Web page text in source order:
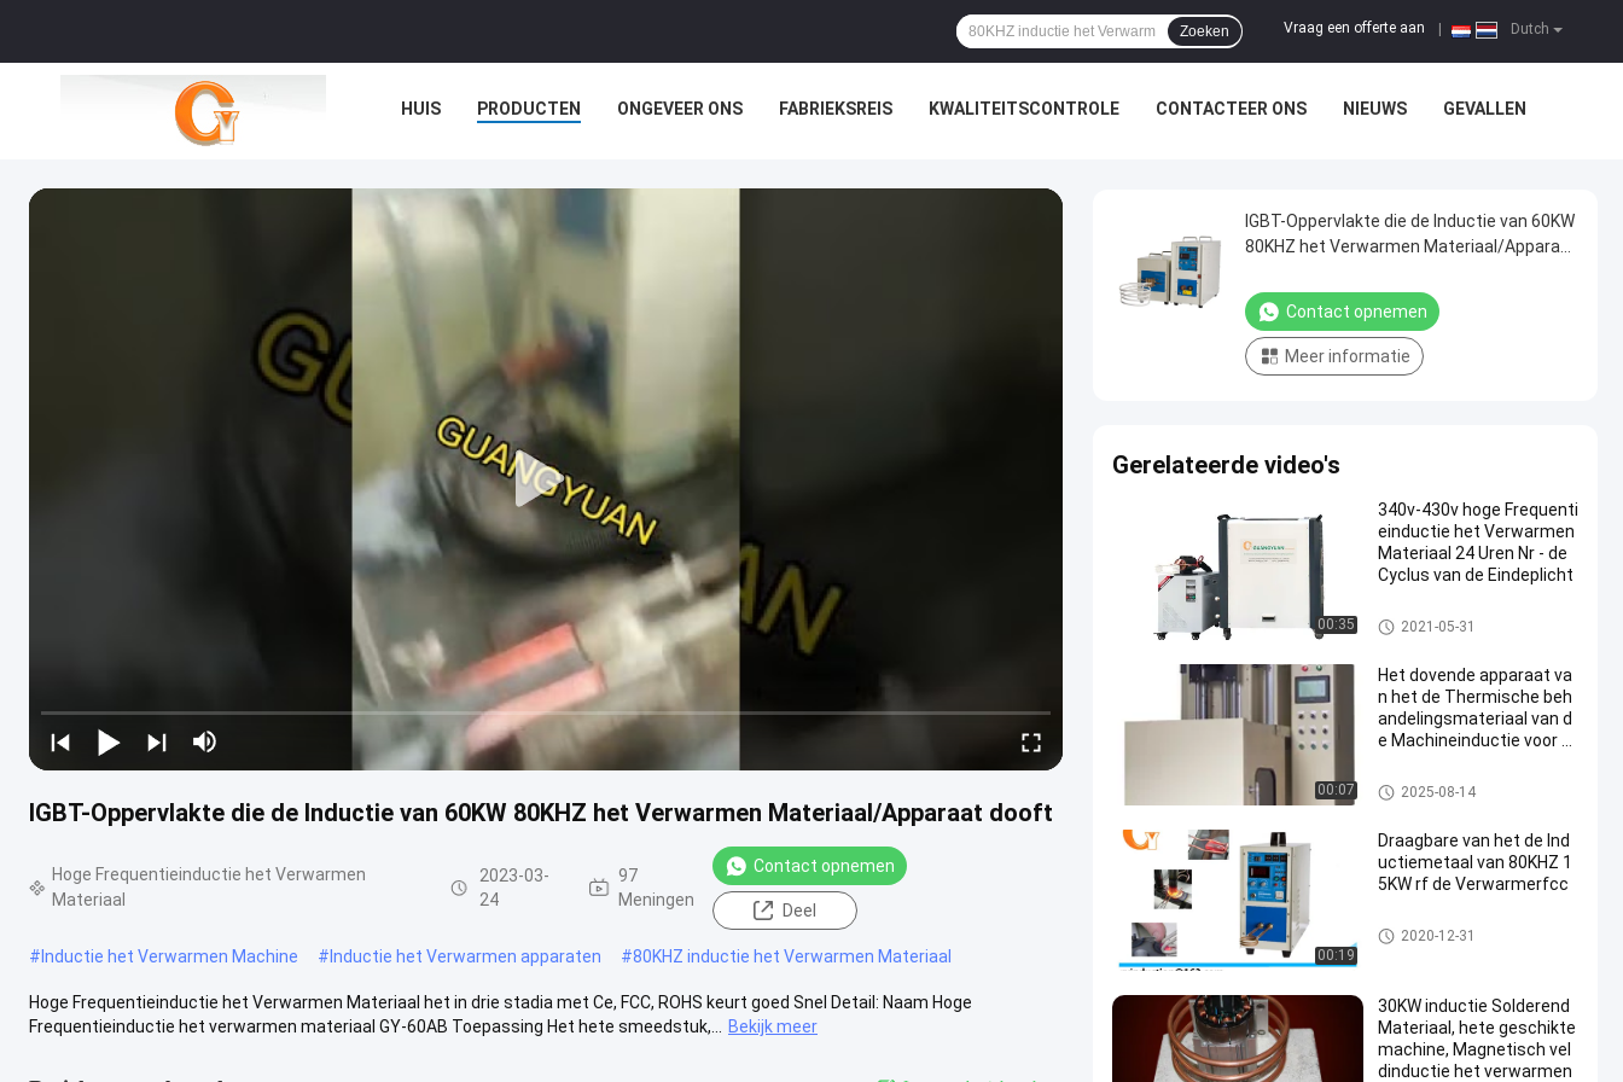
Dutch
Vraag een offerte aan
Zoeken
HUIS PRODUCTEN ONGEVEER ONS FABRIEKSREIS KWALITEITSCONTROLE CONTACTEER ONS NIEUWS GEVALLEN
IGBT-Oppervlakte die de Inductie van 60KW 80KHZ het Verwarmen Materiaal/Apparaat dooft
Hoge Frequentieinductie het Verwarmen
Materiaal
2023-03-
24
97
Meningen
Contact opnemen
Deel
#Inductie het Verwarmen Machine #Inductie het Verwarmen apparaten #80KHZ inductie het Verwarmen Materiaal
Hoge Frequentieinductie het Verwarmen Materiaal het in drie stadia met Ce, FCC, ROHS keurt goed Snel Detail: Naam Hoge
Frequentieinductie het verwarmen materiaal GY-60AB Toepassing Het hete smeedstuk,...
Bekijk meer
IGBT-Oppervlakte die de Inductie van 60KW
80KHZ het Verwarmen Materiaal/Apparaat
Contact opnemen
Meer informatie
Gerelateerde video's
00:35
340v-430v hoge Frequenti
einductie het Verwarmen
Materiaal 24 Uren Nr - de
Cyclus van de Eindeplicht
Inductie het Verwarmen Machi
ne
2021-05-31
00:07
Het dovende apparaat va
n het de Thermische beh
andelingsmateriaal van d
e Machineinductie voor S
het materiaal van de inductiet
hermische behandeling
2025-08-14
00:19
Draagbare van het de Ind
uctiemetaal van 80KHZ 1
5KW rf de Verwarmerfcc
Hoge Frequentieinductie het V
erwarmen Materiaal
2020-12-31
30KW inductie Solderend
Materiaal, hete geschikte
machine, Magnetisch vel
dinductie het verwarmen